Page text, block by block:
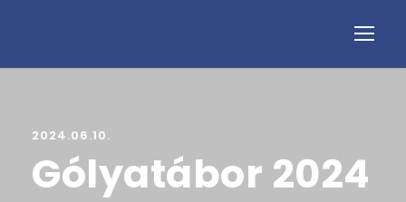
2024.06.10.
Gólyatábor 2024